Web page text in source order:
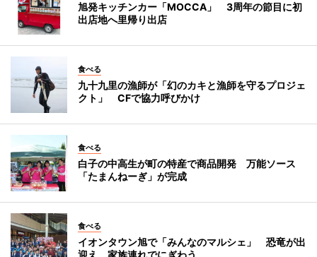
旭発キッチンカー「MOCCA」 3周年の節目に初
出店地へ里帰り出店
食べる
九十九里の漁師が「幻のカキと漁師を守るプロジェ
クト」 CFで協力呼びかけ
食べる
白子の中高生が町の特産で商品開発 万能ソース
「たまんねーぎ」が完成
食べる
イオンタウン旭で「みんなのマルシェ」 恐竜が出
迎え、家族連れでにぎわう